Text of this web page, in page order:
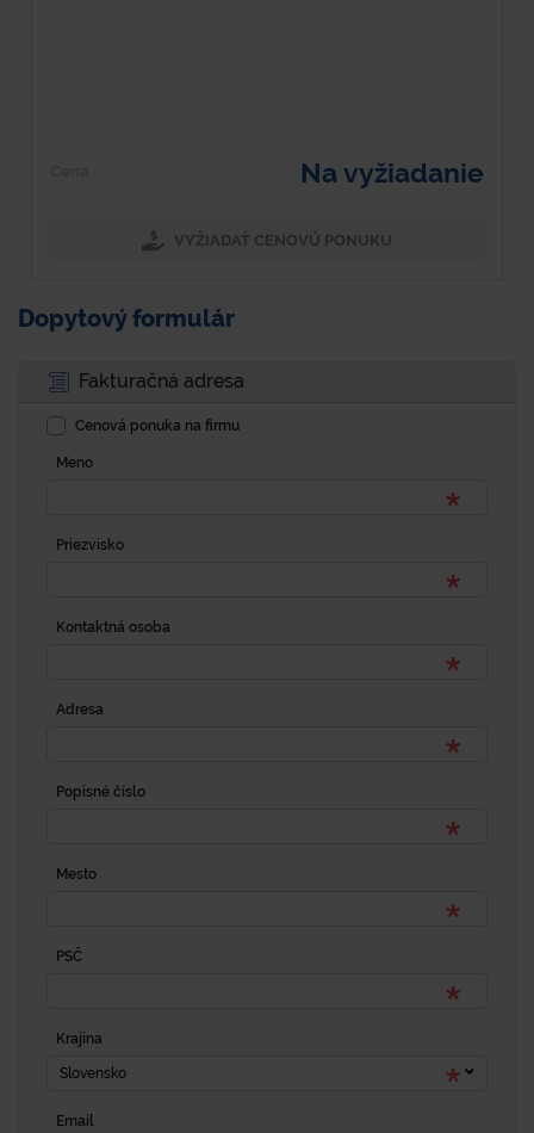
Na vyžiadanie
VYŽIADAŤ CENOVÚ PONUKU
Dopytový formulár
Fakturačná adresa
Cenová ponuka na firmu
Meno
Priezvisko
Kontaktná osoba
Adresa
Popisné číslo
Mesto
PSČ
Krajina
Slovensko
Email